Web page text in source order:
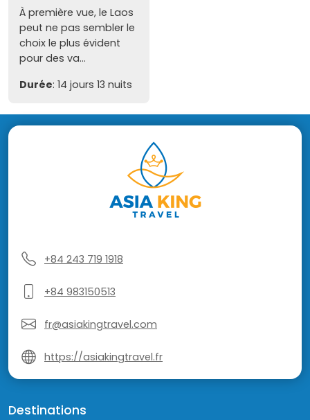
À première vue, le Laos
peut ne pas sembler le
choix le plus évident
pour des va...
Durée: 14 jours 13 nuits
+84 243 719 1918
+84 983150513
fr@asiakingtravel.com
https://asiakingtravel.fr
Destinations